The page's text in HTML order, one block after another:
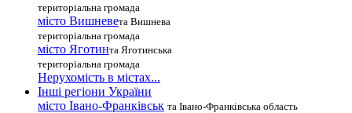
територіальна громада
місто Вишневета Вишнева
територіальна громада
місто Яготинта Яготинська
територіальна громада
Нерухомість в містах...
Інші регіони України
місто Івано-Франківськ та Івано-Франківська область